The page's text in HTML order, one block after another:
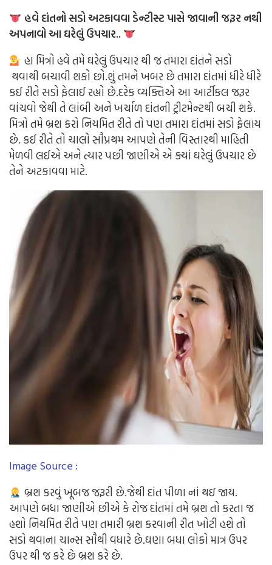
હવે દાંતનો સડો અટકાવવા ડેન્ટીસ્ટ પાસે જાવાની જરૂર નથી
અપનાવો આ ઘરેલું ઉપચાર..
હા મિત્રો હવે તમે ઘરેલું ઉપચાર થી જ તમારા દાંતને સડો
થવાથી બચાવી શકો છો.શું તમને ખબર છે તમારા દાંતમાં ધીરે ધીરે
કઈ રીતે સડો ફેલાઈ રહ્યો છે.દરેક વ્યક્તિએ આ આર્ટીકલ જરૂર
વાંચવો જેથી તે લાંબી અને ખર્ચાળ દાંતની ટ્રીટમેન્ટથી બચી શકે.
મિત્રો તમે બ્રશ કરો નિયમિત રીતે તો પણ તમારા દાંતમાં સડો ફેલાય
છે. કઈ રીતે તો ચાલો સૌપ્રથમ આપણે તેની વિસ્તારથી માહિતી
મેળવી લઈએ અને ત્યાર પછી જાણીએ એ ક્યાં ઘરેલું ઉપચાર છે
તેને અટકાવવા માટે.
Image Source :
બ્રશ કરવું ખૂબજ જરૂરી છે.જેથી દાંત પીળા નાં થઇ જાય.
આપણે બધા જાણીએ છીએ કે રોજ દાંતમાં તમે બ્રશ તો કરતા જ
હશો નિયમિત રીતે પણ તમારી બ્રશ કરવાની રીત ખોટી હશે તો
સડો થવાના ચાન્સ સૌથી વધારે છે.ઘણા બધા લોકો માત્ર ઉપર
ઉપર થી જ કરે છે બ્રશ કરે છે.